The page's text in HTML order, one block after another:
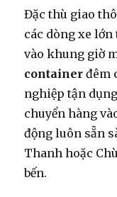
Đặc thù giao
các dòng xe
vào khung giờ
container đêm
nghiệp tận
chuyển hàng
động luôn sẵn
Thanh hoặc
bến.